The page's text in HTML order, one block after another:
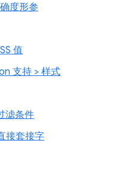
度形参
值
支持 > 样式
滤条件
接套接字